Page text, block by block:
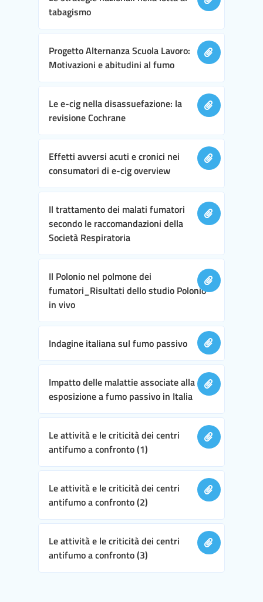
tabagismo
Progetto Alternanza Scuola Lavoro:
Motivazioni e abitudini al fumo
Le e-cig nella disassuefazione: la
revisione Cochrane
Effetti avversi acuti e cronici nei
consumatori di e-cig overview
Il trattamento dei malati fumatori
secondo le raccomandazioni della
Società Respiratoria
Il Polonio nel polmone dei
fumatori_Risultati dello studio Polonio
in vivo
Indagine italiana sul fumo passivo
Impatto delle malattie associate alla
esposizione a fumo passivo in Italia
Le attività e le criticità dei centri
antifumo a confronto (1)
Le attività e le criticità dei centri
antifumo a confronto (2)
Le attività e le criticità dei centri
antifumo a confronto (3)